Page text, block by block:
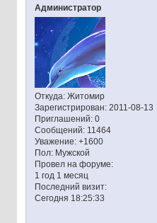
Администратор
Откуда:Житомир
Зарегистрирован: 2011-08-13
Приглашений:0
Сообщений:11464
Уважение: +1600
Пол:Мужской
Провел на форуме:
1 год 1 месяц
Последний визит:
Сегодня 18:25:33